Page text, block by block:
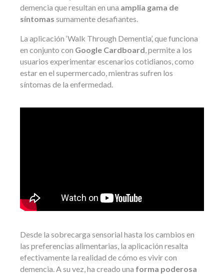
demencia que resultan en una amplia gama de
síntomas sumamente desafiantes.
La aplicación ‘Walk Through Dementia’, que funciona
en conjunto con Google Cardboard, permite a los
usuarios experimentar escenarios cotidianos, como
estar en el supermercado, mientras sufren los
síntomas de la enfermedad.
Desde la sobrecarga sensorial hasta los cambios en
las preferencias alimentarias, la aplicación resalta
efectivamente la realidad de cómo es vivir con
demencia. A su vez, ha creado una forma poderosa